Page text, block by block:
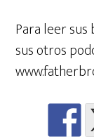
Para leer
sus otros